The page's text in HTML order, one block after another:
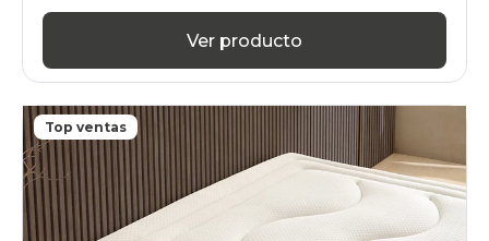
Ver producto
Top ventas